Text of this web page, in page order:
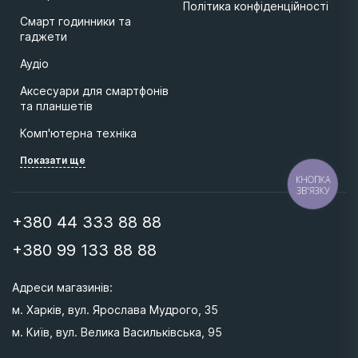
Submarine Absolute (448841-01)
35999 ₴
Пилосос Dyson V16 Piston Animal
Смарт годинники та
гаджети
Аудіо
Аксесуари для смартфонів
та планшетів
Комп'ютерна техніка
Показати ще
Політика конфіденційності
+380 44 333 88 88
+380 99 133 88 88
Адреси магазинів:
м. Харків, вул. Ярослава Мудрого, 35
м. Київ, вул. Велика Васильківська, 95
КНОПКА
ЗВ'ЯЗКУ